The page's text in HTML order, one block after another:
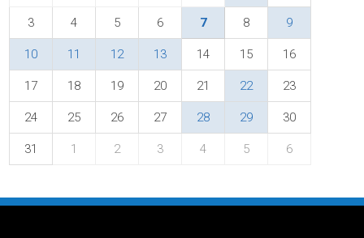
3 4 5 6 7 8 9
10 11 12 13 14 15 16
17 18 19 20 21 22 23
24 25 26 27 28 29 30
31 1 2 3 4 5 6